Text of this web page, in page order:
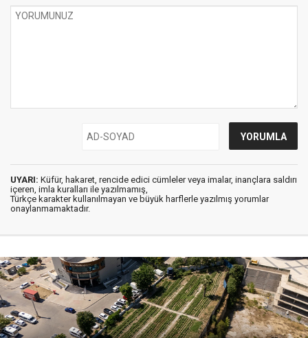
UYARI: Küfür, hakaret, rencide edici cümleler veya imalar, inançlara saldırı
içeren, imla kuralları ile yazılmamış,
Türkçe karakter kullanılmayan ve büyük harflerle yazılmış yorumlar
onaylanmamaktadır.